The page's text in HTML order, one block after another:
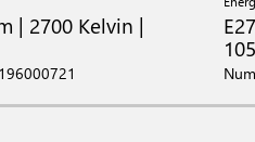
| 2700 Kelvin |